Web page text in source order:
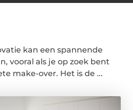
kan een spannende
vooral als je op zoek bent
make-over. Het is de ...